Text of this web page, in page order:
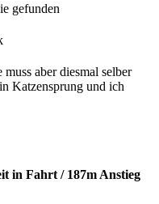
gefunden
aber diesmal selber
Katzensprung und ich
in Fahrt / 187m Anstieg